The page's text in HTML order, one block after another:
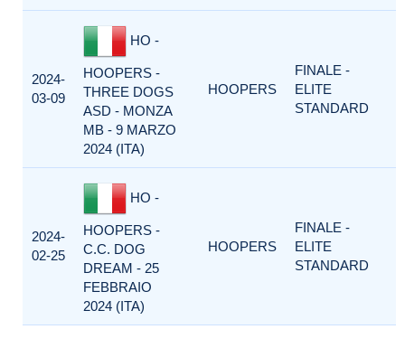
2024-
03-09
HO -
HOOPERS -
THREE DOGS
ASD - MONZA
MB - 9 MARZO
2024 (ITA)
HOOPERS
FINALE -
ELITE
STANDARD
2024-
02-25
HO -
HOOPERS -
C.C. DOG
DREAM - 25
FEBBRAIO
2024 (ITA)
HOOPERS
FINALE -
ELITE
STANDARD